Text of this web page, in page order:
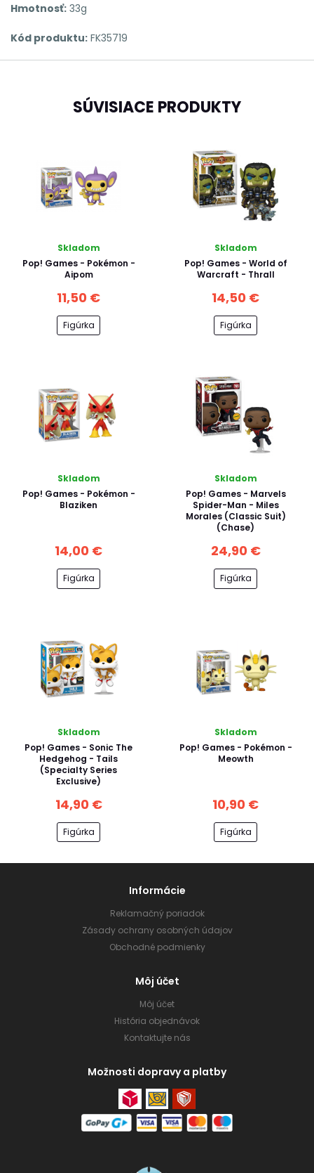
Hmotnosť: 33g
Kód produktu: FK35719
SÚVISIACE PRODUKTY
Skladom
Pop! Games - Pokémon -
Aipom
11,50 €
Figúrka
Skladom
Pop! Games - World of
Warcraft - Thrall
14,50 €
Figúrka
Skladom
Pop! Games - Pokémon -
Blaziken
14,00 €
Figúrka
Skladom
Pop! Games - Marvels
Spider-Man - Miles
Morales (Classic Suit)
(Chase)
24,90 €
Figúrka
Skladom
Pop! Games - Sonic The
Hedgehog - Tails
(Specialty Series
Exclusive)
14,90 €
Figúrka
Skladom
Pop! Games - Pokémon -
Meowth
10,90 €
Figúrka
Informácie
Reklamačný poriadok
Zásady ochrany osobných údajov
Obchodné podmienky
Môj účet
Môj účet
História objednávok
Kontaktujte nás
Možnosti dopravy a platby